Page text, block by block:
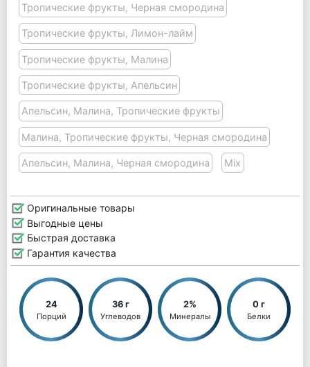
Тропические фрукты, Черная смородина
Тропические фрукты, Лимон-лайм
Тропические фрукты, Малина
Тропические фрукты, Апельсин
Апельсин, Малина, Тропические фрукты
Малина, Тропические фрукты, Черная смородина
Апельсин, Малина, Черная смородина Mix
Оригинальные товары
Выгодные цены
Быстрая доставка
Гарантия качества
24
Порций
36 г
Углеводов
2%
Минералы
0 г
Белки